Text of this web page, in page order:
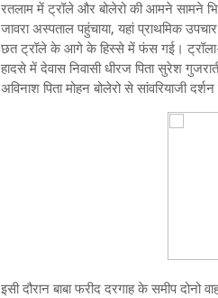
रतलाम में ट्रॉले और बोलेरो की आमने सामने
जावरा अस्पताल पहुंचाया, यहां प्राथमिक
छत ट्रॉले के आगे के हिस्से में फंस गई। ट्रॉला-
हादसे में देवास निवासी धीरज पिता सुरेश
अविनाश पिता मोहन बोलेरो से सांवरियाजी
इसी दौरान बाबा फरीद दरगाह के समीप